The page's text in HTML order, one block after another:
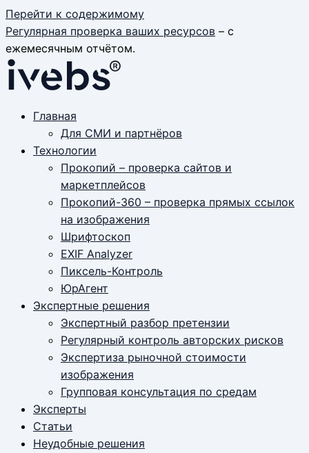
Перейти к содержимому
Регулярная проверка ваших ресурсов – с
ежемесячным отчётом.
Главная
Для СМИ и партнёров
Технологии
Прокопий – проверка сайтов и
маркетплейсов
Прокопий-360 – проверка прямых ссылок
на изображения
Шрифтоскоп
EXIF Analyzer
Пиксель-Контроль
ЮрАгент
Экспертные решения
Экспертный разбор претензии
Регулярный контроль авторских рисков
Экспертиза рыночной стоимости
изображения
Групповая консультация по средам
Эксперты
Статьи
Неудобные решения